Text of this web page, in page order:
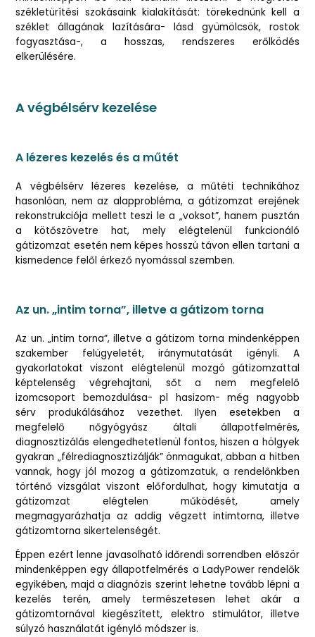
székletürítési szokásaink kialakítását: törekednünk kell a
széklet állagának lazítására- lásd gyümölcsök, rostok
fogyasztása-, a hosszas, rendszeres erőlködés
elkerülésére.
A végbélsérv kezelése
A lézeres kezelés és a műtét
A végbélsérv lézeres kezelése, a műtéti technikához
hasonlóan, nem az alapprobléma, a gátizomzat erejének
rekonstrukciója mellett teszi le a „voksot”, hanem pusztán
a kötőszövetre hat, mely elégtelenül funkcionáló
gátizomzat esetén nem képes hosszú távon ellen tartani a
kismedence felől érkező nyomással szemben.
Az un. „intim torna”, illetve a gátizom torna
Az un. „intim torna”, illetve a gátizom torna mindenképpen
szakember felügyeletét, iránymutatását igényli. A
gyakorlatokat viszont elégtelenül mozgó gátizomzattal
képtelenség végrehajtani, sőt a nem megfelelő
izomcsoport bemozdulása- pl hasizom- még nagyobb
sérv produkálásához vezethet. Ilyen esetekben a
megfelelő nőgyógyász általi állapotfelmérés,
diagnosztizálás elengedhetetlenül fontos, hiszen a hölgyek
gyakran „félrediagnosztizálják” önmagukat, abban a hitben
vannak, hogy jól mozog a gátizomzatuk, a rendelőnkben
történő vizsgálat viszont előfordulhat, hogy kimutatja a
gátizomzat elégtelen működését, amely
megmagyarázhatja az addig végzett intimtorna, illetve
gátizomtorna sikertelenségét.
Éppen ezért lenne javasolható időrendi sorrendben először
mindenképpen egy állapotfelmérés a LadyPower rendelők
egyikében, majd a diagnózis szerint lehetne tovább lépni a
kezelés terén, amely természetesen lehet akár a
gátizomtornával kiegészített, elektro stimulátor, illetve
súlyzó használatát igénylő módszer is.